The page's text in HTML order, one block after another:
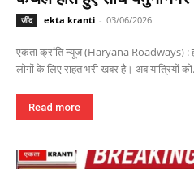
जींद ekta kranti - 03/06/2026
एकता क्रांति न्यूज (Haryana Roadways) :
लोगों के लिए राहत भरी खबर है। अब यात्रियों
Read more